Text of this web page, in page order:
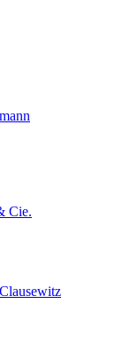
Cie.